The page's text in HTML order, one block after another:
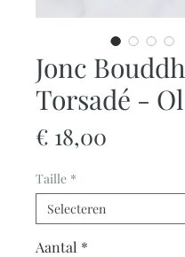
Jonc
Torsadé -
€ 18,00
Taille *
Aantal *